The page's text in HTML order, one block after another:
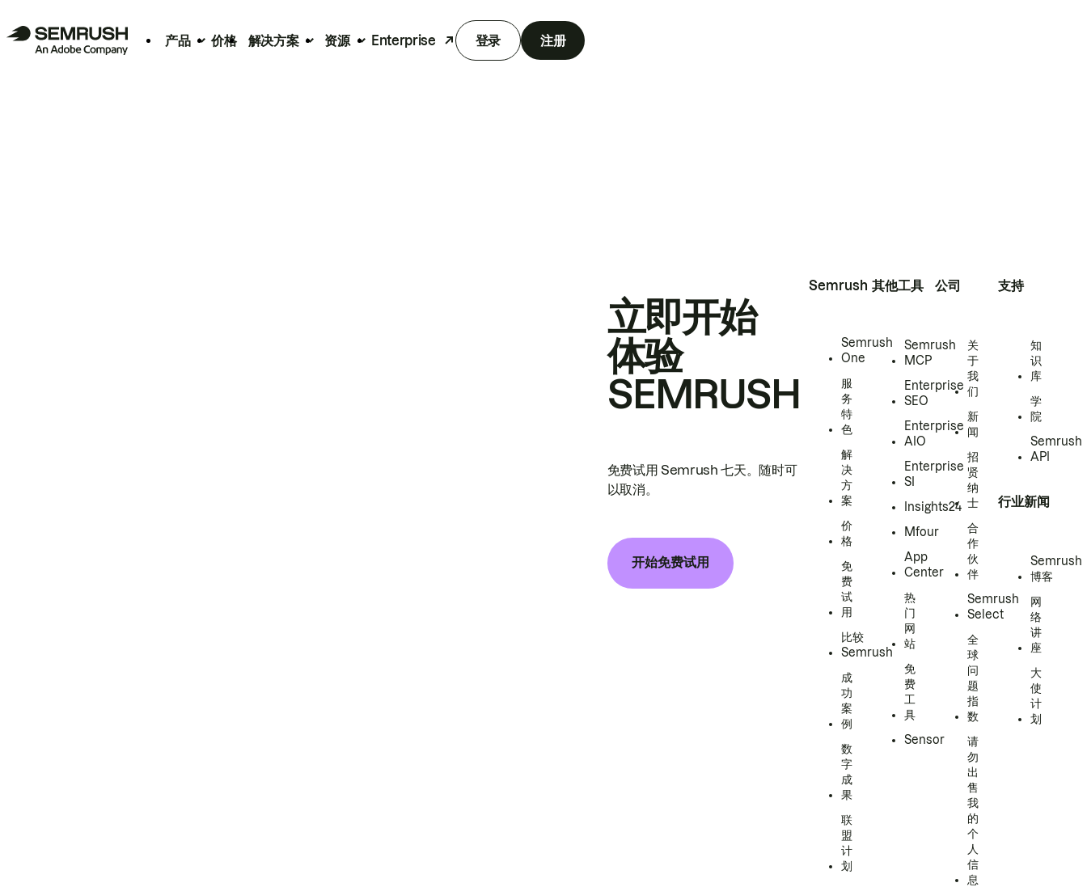
产品 价格 解决方案 资源 Enterprise 登录 注册
立即开始
体验
SEMRUSH
免费试用 Semrush 七天。随时可
以取消。
开始免费试用
Semrush
Semrush
One
服
务
特
色
解
决
方
案
价
格
免
费
试
用
比较
Semrush
成
功
案
例
数
字
成
果
联
盟
计
划
其他工具
Semrush
MCP
Enterprise
SEO
Enterprise
AIO
Enterprise
SI
Insights24
Mfour
App
Center
热
门
网
站
免
费
工
具
Sensor
公司
关
于
我
们
新
闻
招
贤
纳
士
合
作
伙
伴
Semrush
Select
全
球
问
题
指
数
请
勿
出
售
我
的
个
人
信
息
支持
知
识
库
学
院
Semrush
API
行业新闻
Semrush
博客
网
络
讲
座
大
使
计
划